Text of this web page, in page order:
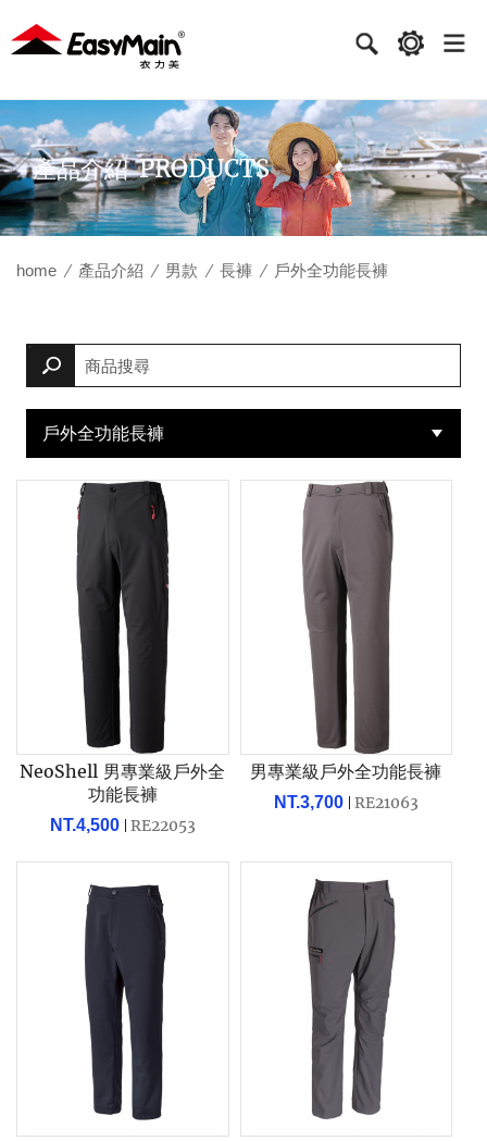
衣
力
美
實
業產品介紹 PRODUCTS
home 產品介紹 男款 長褲 戶外全功能長褲
戶外全功能長褲
NeoShell 男專業級戶外全
功能長褲
NT.4,500 RE22053
男專業級戶外全功能長褲
NT.3,700 RE21063